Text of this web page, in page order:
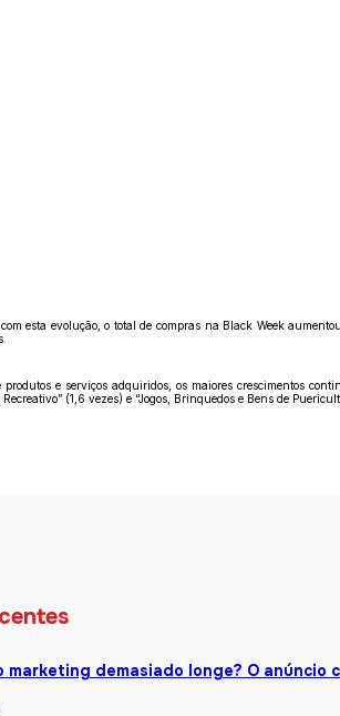
esta evolução, o total de compras na Black Week
e serviços adquiridos, os maiores crescimentos
(1,6 vezes) e “Jogos, Brinquedos e Bens de
marketing demasiado longe? O